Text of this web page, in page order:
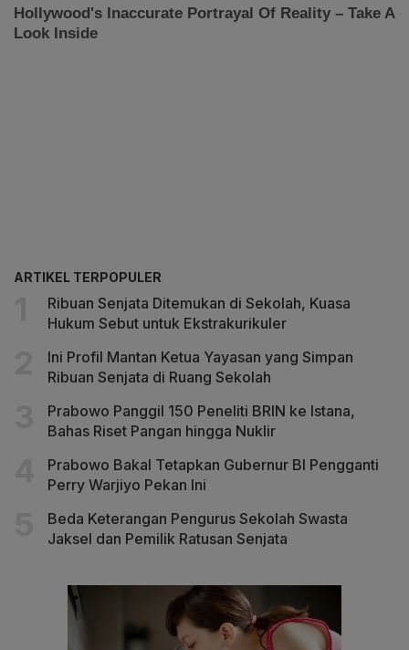
ARTIKEL TERPOPULER
Ribuan Senjata Ditemukan di Sekolah, Kuasa
Hukum Sebut untuk Ekstrakurikuler
Ini Profil Mantan Ketua Yayasan yang Simpan
Ribuan Senjata di Ruang Sekolah
Prabowo Panggil 150 Peneliti BRIN ke Istana,
Bahas Riset Pangan hingga Nuklir
Prabowo Bakal Tetapkan Gubernur BI Pengganti
Perry Warjiyo Pekan Ini
Beda Keterangan Pengurus Sekolah Swasta
Jaksel dan Pemilik Ratusan Senjata